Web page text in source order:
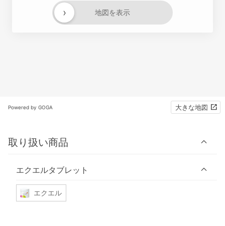
地図を表示
›
Powered by GOGA 大きな地図
取り扱い商品
エクエルタブレット
エクエル